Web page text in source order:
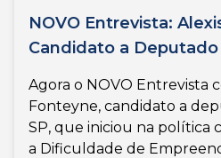
NOVO Entrevista:
Candidato a
Agora o NOVO Entrevista
Fonteyne, candidato a
SP, que iniciou na política
a Dificuldade de